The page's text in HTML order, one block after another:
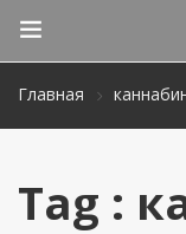
Главная
Tag :